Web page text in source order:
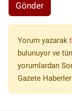
Gönder
Yorum yazarak
bulunuyor ve
yorumlardan
Gazete